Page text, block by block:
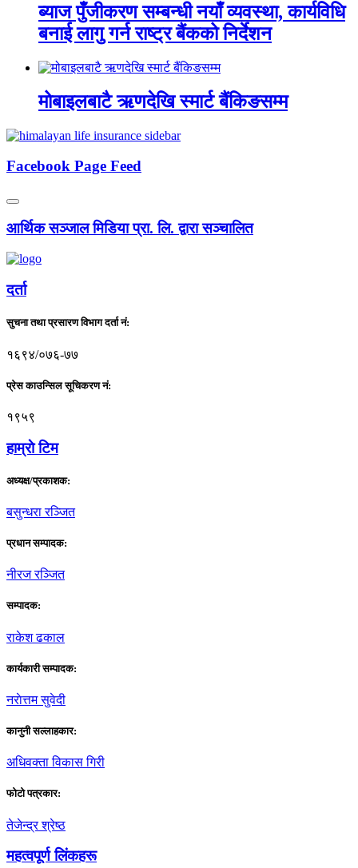
ब्याज पुँजीकरण सम्बन्धी नयाँ व्यवस्था, कार्यविधि
बनाई लागु गर्न राष्ट्र बैंकको निर्देशन
मोबाइलबाटै ऋणदेखि स्मार्ट बैंकिङसम्म
Facebook Page Feed
आर्थिक सञ्जाल मिडिया प्रा. लि. द्वारा सञ्चालित
दर्ता
सुचना तथा प्रसारण विभाग दर्ता नं:
१६९४/०७६-७७
प्रेस काउन्सिल सूचिकरण नं:
१९५९
हाम्राे टिम
अध्यक्ष/प्रकाशक:
बसुन्धरा रञ्जित
प्रधान सम्पादक:
नीरज रञ्जित
सम्पादक:
राकेश ढकाल
कार्यकारी सम्पादक:
नराेत्तम सुवेदी
कानुनी सल्लाहकार:
अधिवक्ता विकास गिरी
फाेटाे पत्रकार:
तेजेन्द्र श्रेष्ठ
महत्वपूर्ण लिंकहरू